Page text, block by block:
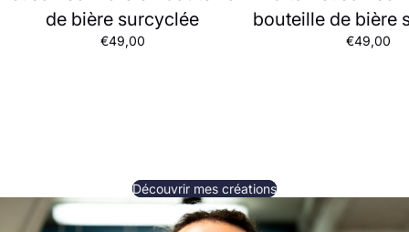
de bière surcyclée
€49,00
bouteille de bière
€49,00
Découvrir mes créations